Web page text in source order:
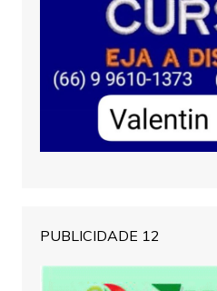
PUBLICIDADE 12